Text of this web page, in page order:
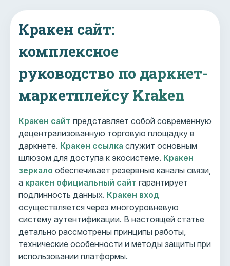
Кракен сайт:
комплексное
руководство по даркнет-
маркетплейсу Kraken
Кракен сайт представляет собой современную
децентрализованную торговую площадку в
даркнете. Кракен ссылка служит основным
шлюзом для доступа к экосистеме. Кракен
зеркало обеспечивает резервные каналы связи,
а кракен официальный сайт гарантирует
подлинность данных. Кракен вход
осуществляется через многоуровневую
систему аутентификации. В настоящей статье
детально рассмотрены принципы работы,
технические особенности и методы защиты при
использовании платформы.